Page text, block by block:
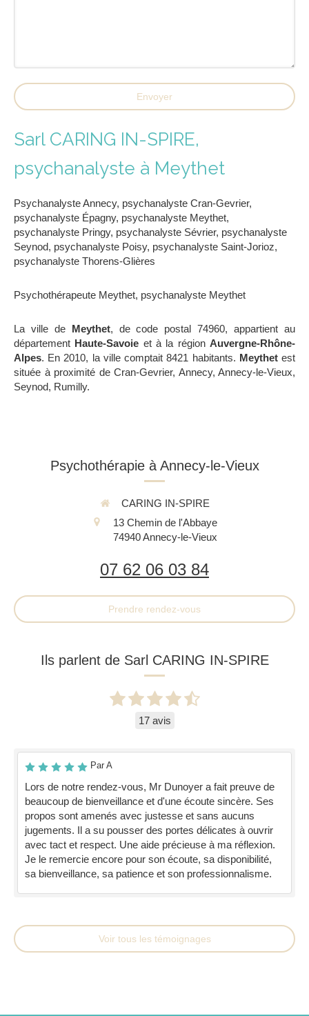
Envoyer
Sarl CARING IN-SPIRE,
psychanalyste à Meythet
Psychanalyste Annecy, psychanalyste Cran-Gevrier,
psychanalyste Épagny, psychanalyste Meythet,
psychanalyste Pringy, psychanalyste Sévrier, psychanalyste
Seynod, psychanalyste Poisy, psychanalyste Saint-Jorioz,
psychanalyste Thorens-Glières
Psychothérapeute Meythet, psychanalyste Meythet
La ville de Meythet, de code postal 74960, appartient au
département Haute-Savoie et à la régionAuvergne-Rhône-
Alpes. En 2010, la ville comptait 8421 habitants. Meythetest
située à proximité de Cran-Gevrier, Annecy, Annecy-le-Vieux,
Seynod, Rumilly.
Psychothérapie à Annecy-le-Vieux
CARING IN-SPIRE
13 Chemin de l'Abbaye
74940Annecy-le-Vieux
07 62 06 03 84
Prendre rendez-vous
Ils parlent de Sarl CARING IN-SPIRE
17 avis
Par A
Lors de notre rendez-vous, Mr Dunoyer a fait preuve de
beaucoup de bienveillance et d'une écoute sincère. Ses
propos sont amenés avec justesse et sans aucuns
jugements. Il a su pousser des portes délicates à ouvrir
avec tact et respect. Une aide précieuse à ma réflexion.
Je le remercie encore pour son écoute, sa disponibilité,
sa bienveillance, sa patience et son professionnalisme.
Voir tous les témoignages